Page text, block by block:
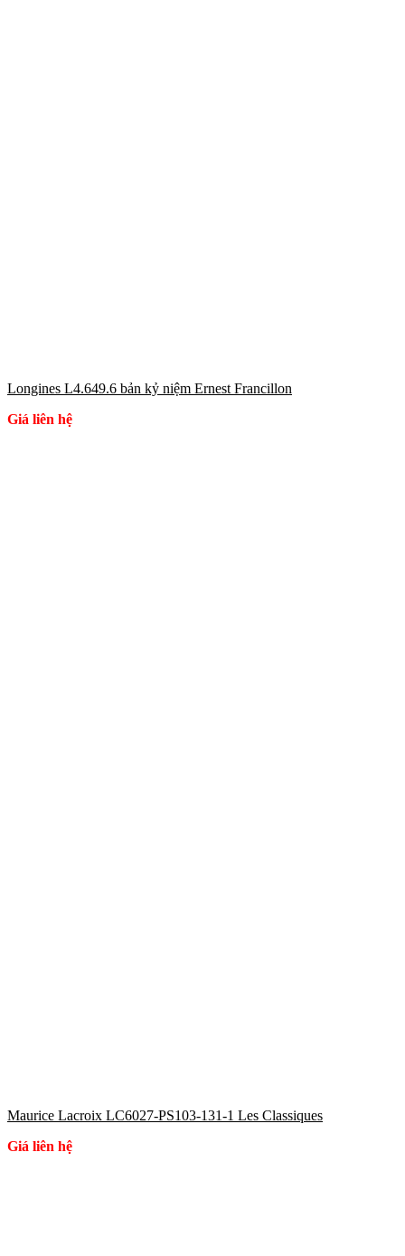
Longines L4.649.6 bản kỷ niệm Ernest Francillon
Giá liên hệ
Maurice Lacroix LC6027-PS103-131-1 Les Classiques
Giá liên hệ